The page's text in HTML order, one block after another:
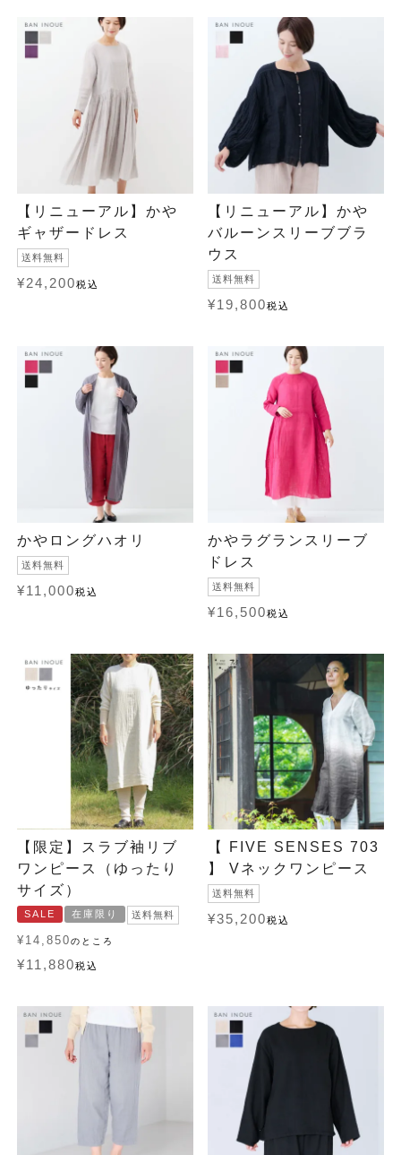
【リニューアル】かや
ギャザードレス
送料無料
¥24,200税込
【リニューアル】かや
バルーンスリーブブラ
ウス
送料無料
¥19,800税込
かやロングハオリ
送料無料
¥11,000税込
かやラグランスリーブ
ドレス
送料無料
¥16,500税込
【限定】スラブ袖リブ
ワンピース（ゆったり
サイズ）
SALE 在庫限り 送料無料
¥ 14,850のところ
¥11,880税込
【 FIVE SENSES 703
】 Vネックワンピース
送料無料
¥35,200税込